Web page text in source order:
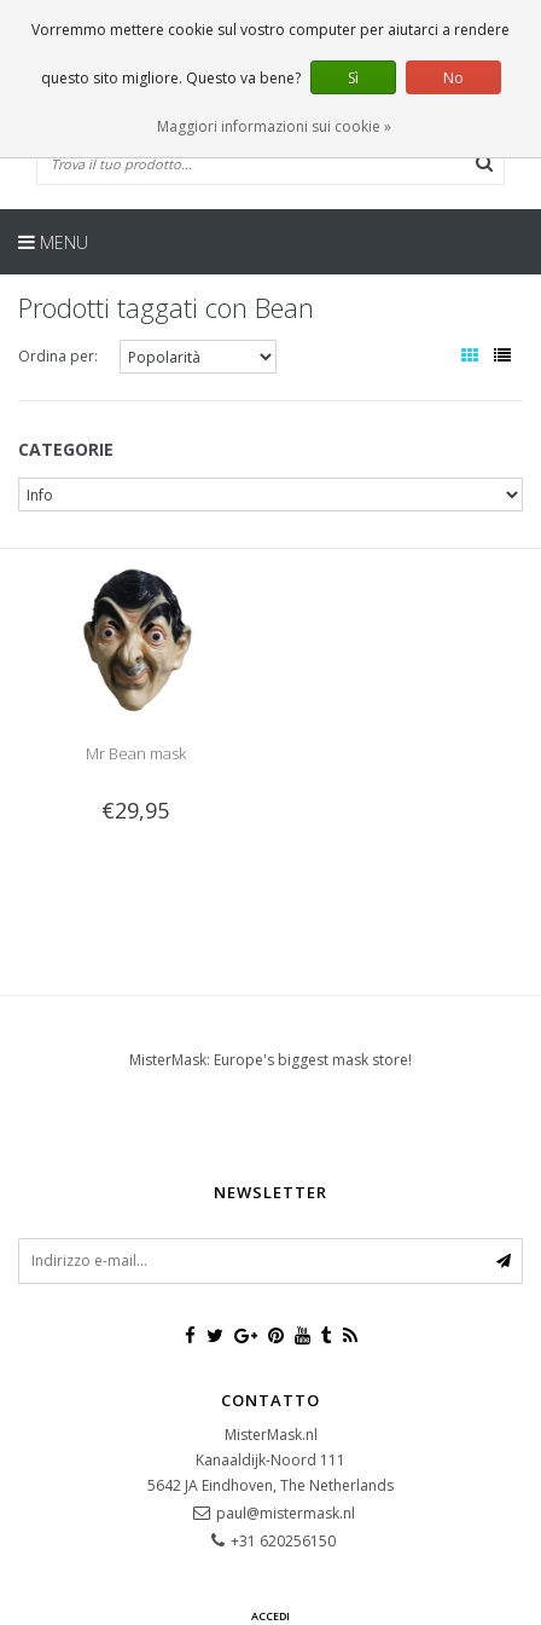
0 Articoli
IT
MENU
Prodotti taggati con Bean
Ordina per:
CATEGORIE
Mr Bean mask
€29,95
MisterMask: Europe's biggest mask store!
NEWSLETTER
CONTATTO
MisterMask.nl
Kanaaldijk-Noord 111
5642 JA Eindhoven, The Netherlands
paul@mistermask.nl
+31 620256150
ACCEDI
Vorremmo mettere cookie sul vostro computer per aiutarci a rendere
questo sito migliore. Questo va bene? Sì No
Maggiori informazioni sui cookie »